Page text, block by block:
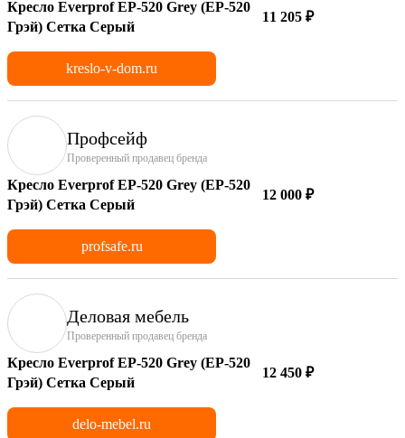
Кресло Everprof EP-520 Grey (EP-520
Грэй) Сетка Серый
11 205 ₽
kreslo-v-dom.ru
Профсейф
Проверенный продавец бренда
Кресло Everprof EP-520 Grey (EP-520
Грэй) Сетка Серый
12 000 ₽
profsafe.ru
Деловая мебель
Проверенный продавец бренда
Кресло Everprof EP-520 Grey (EP-520
Грэй) Сетка Серый
12 450 ₽
delo-mebel.ru